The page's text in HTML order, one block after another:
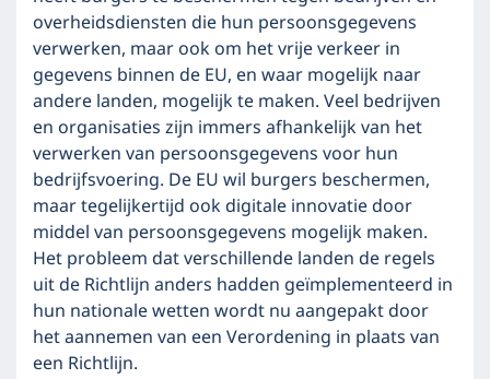
overheidsdiensten die hun persoonsgegevens
verwerken, maar ook om het vrije verkeer in
gegevens binnen de EU, en waar mogelijk naar
andere landen, mogelijk te maken. Veel bedrijven
en organisaties zijn immers afhankelijk van het
verwerken van persoonsgegevens voor hun
bedrijfsvoering. De EU wil burgers beschermen,
maar tegelijkertijd ook digitale innovatie door
middel van persoonsgegevens mogelijk maken.
Het probleem dat verschillende landen de regels
uit de Richtlijn anders hadden geïmplementeerd in
hun nationale wetten wordt nu aangepakt door
het aannemen van een Verordening in plaats van
een Richtlijn.